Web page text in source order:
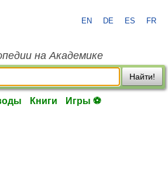
EN DE ES FR
на Академике
Найти!
Книги Игры ⚽